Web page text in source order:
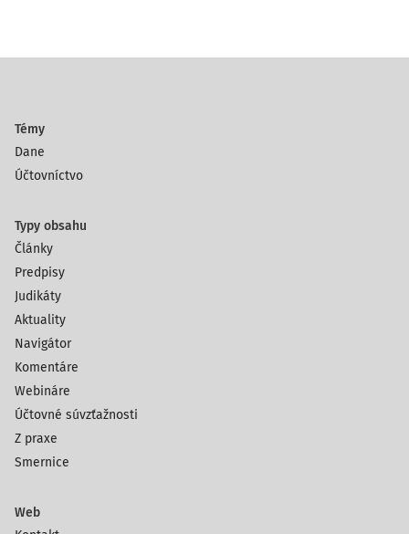
Témy
Dane
Účtovníctvo
Typy obsahu
Články
Predpisy
Judikáty
Aktuality
Navigátor
Komentáre
Webináre
Účtovné súvzťažnosti
Z praxe
Smernice
Web